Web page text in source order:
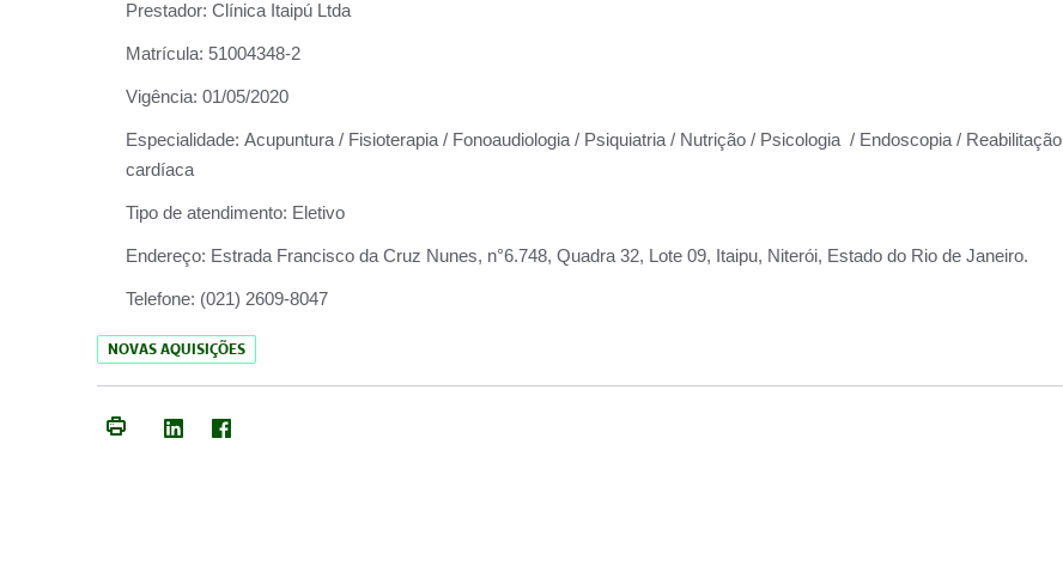
Prestador: Clínica Itaipú Ltda
Matrícula: 51004348-2
Vigência: 01/05/2020
Especialidade: Acupuntura / Fisioterapia / Fonoaudiologia / Psiquiatria / Nutrição / Psicologia / Endoscopia / Reabilitação
cardíaca
Tipo de atendimento: Eletivo
Endereço: Estrada Francisco da Cruz Nunes, n°6.748, Quadra 32, Lote 09, Itaipu, Niterói, Estado do Rio de Janeiro.
Telefone: (021) 2609-8047
NOVAS AQUISIÇÕES